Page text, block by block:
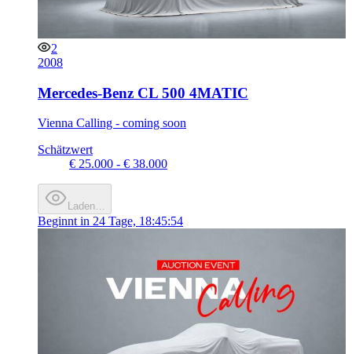
2
2008
Mercedes-Benz CL 500 4MATIC
Vienna Calling - coming soon
Schätzwert
€ 25.000 - € 38.000
Laden…
Beginnt in 24 Tage, 18:45:54